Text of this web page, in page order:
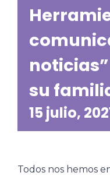
su
15 julio,
Todos nos hemos